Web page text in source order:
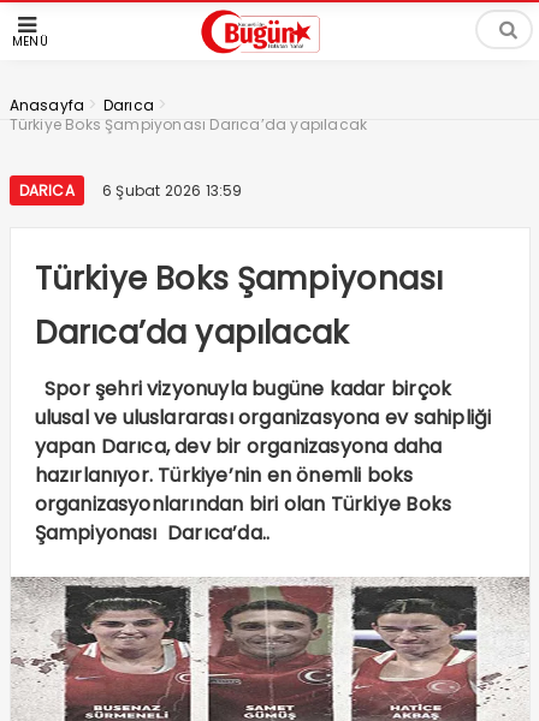
MENÜ
Anasayfa > Darıca >
Türkiye Boks Şampiyonası Darıca’da yapılacak
DARICA 6 Şubat 2026 13:59
Türkiye Boks Şampiyonası
Darıca’da yapılacak
Spor şehri vizyonuyla bugüne kadar birçok
ulusal ve uluslararası organizasyona ev sahipliği
yapan Darıca, dev bir organizasyona daha
hazırlanıyor. Türkiye’nin en önemli boks
organizasyonlarından biri olan Türkiye Boks
Şampiyonası Darıca’da..